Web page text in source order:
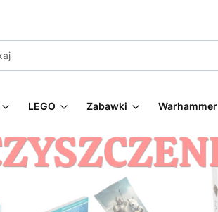
LEGO Zabawki Warhammer